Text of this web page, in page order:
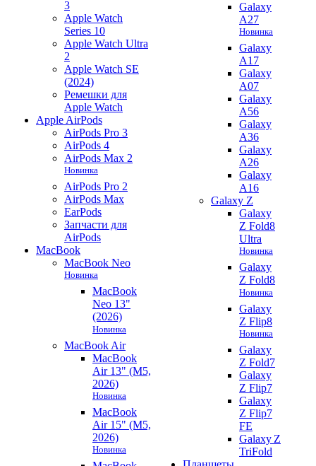
3
Apple Watch
Series 10
Apple Watch Ultra
2
Apple Watch SE
(2024)
Ремешки для
Apple Watch
Apple AirPods
AirPods Pro 3
AirPods 4
AirPods Max 2
Новинка
AirPods Pro 2
AirPods Max
EarPods
Запчасти для
AirPods
MacBook
MacBook Neo
Новинка
MacBook
Neo 13"
(2026)
Новинка
MacBook Air
MacBook
Air 13" (M5,
2026)
Новинка
MacBook
Air 15" (M5,
2026)
Новинка
Galaxy
A27
Новинка
Galaxy
A17
Galaxy
A07
Galaxy
A56
Galaxy
A36
Galaxy
A26
Galaxy
A16
Galaxy Z
Galaxy
Z Fold8
Ultra
Новинка
Galaxy
Z Fold8
Новинка
Galaxy
Z Flip8
Новинка
Galaxy
Z Fold7
Galaxy
Z Flip7
Galaxy
Z Flip7
FE
Galaxy Z
TriFold